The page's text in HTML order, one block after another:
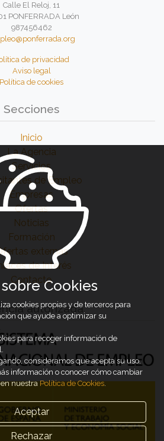
Calle El Reloj, 11
PONFERRADA León
987456462
de privacidad
Aviso legal
Política de cookies
Secciones
Inicio
La Agencia
Servicios
de Empleo
Empresas
Ofertas
Noticias
Formación
externas
de Interés
Contacto
autorizada
Cookies
cookies propias y de terceros para
que ayude a optimizar su
para recoger información de
consideramos que acepta su uso.
información o conocer cómo cambiar
nuestraPolítica de Cookies.
Aceptar
Rechazar